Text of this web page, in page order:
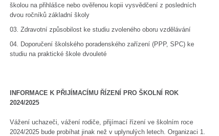
školou na přihlášce nebo ověřenou kopii vysvědčení z posledních
dvou ročníků základní školy
Zdravotní způsobilost ke studiu zvoleného oboru vzdělávání
Doporučení školského poradenského zařízení (PPP, SPC) ke
studiu na praktické škole dvouleté
INFORMACE K PŘIJÍMACÍMU ŘÍZENÍ PRO ŠKOLNÍ ROK
2024/2025
Vážení uchazeči, vážení rodiče, přijímací řízení ve školním roce
2024/2025 bude probíhat jinak než v uplynulých letech. Organizaci 1.